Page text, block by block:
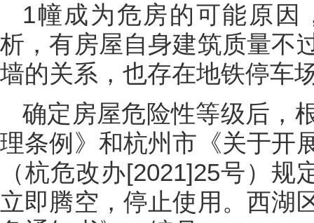
1幢成为危房的可能原因
析，有房屋自身建筑质量不
墙的关系，也存在地铁停车
确定房屋危险性等级后，
理条例》和杭州市《关于开
（杭危改办[2021]25号）
立即腾空，停止使用。西湖